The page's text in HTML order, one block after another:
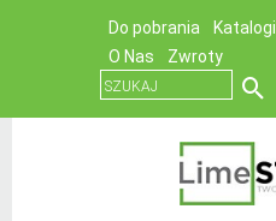
Do pobrania Katalogi
O Nas
Zwroty